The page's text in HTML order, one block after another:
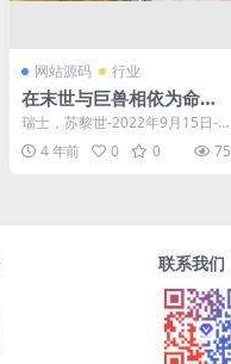
网站源码 行业
在末世与巨兽相依为命
《漂泊牧歌》开启抢先体
验
瑞士，苏黎世-2022年9月15日- S
tray Fawn Studio正式宣布...
4 年前 0 0 75
联系我们